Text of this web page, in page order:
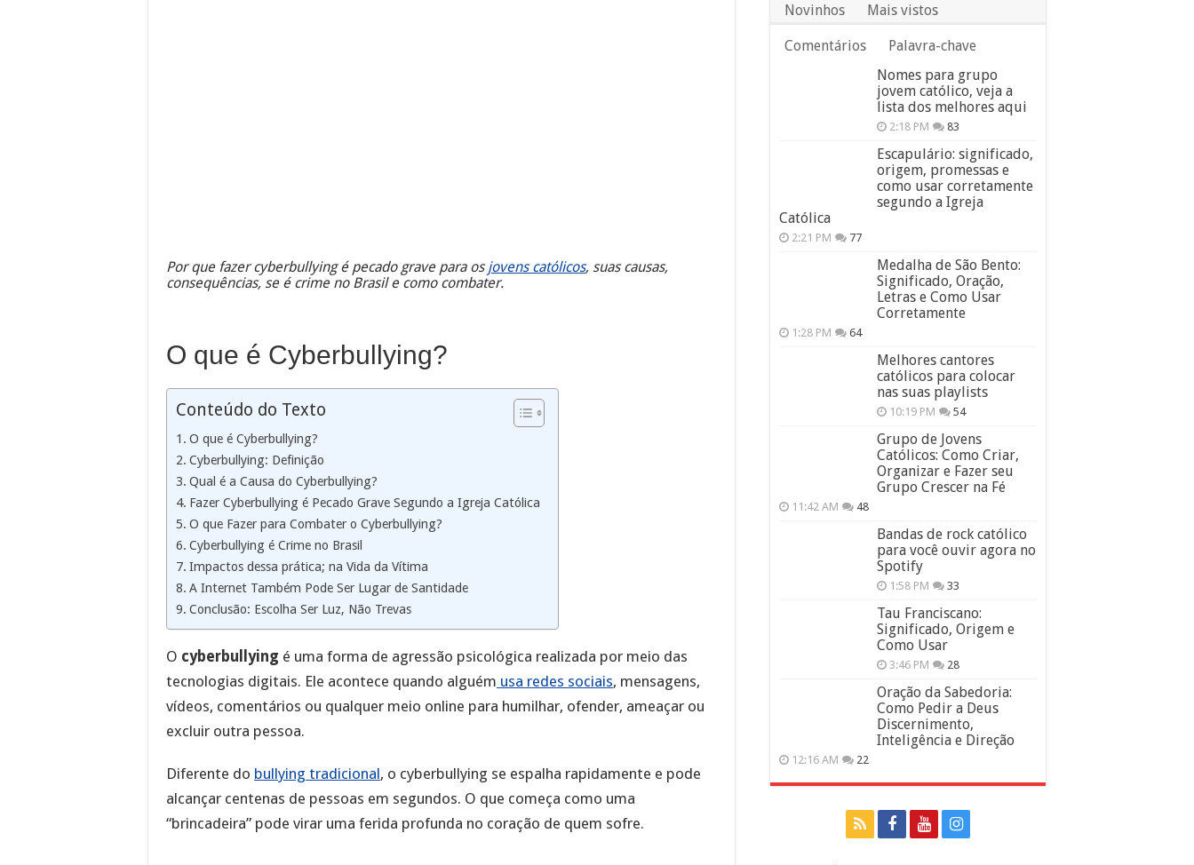
Por que fazer cyberbullying é pecado grave para os jovens católicos, suas causas,
consequências, se é crime no Brasil e como combater.
O que é Cyberbullying?
Conteúdo do Texto
O que é Cyberbullying?
Cyberbullying: Definição
Qual é a Causa do Cyberbullying?
Fazer Cyberbullying é Pecado Grave Segundo a Igreja Católica
O que Fazer para Combater o Cyberbullying?
Cyberbullying é Crime no Brasil
Impactos dessa prática; na Vida da Vítima
A Internet Também Pode Ser Lugar de Santidade
Conclusão: Escolha Ser Luz, Não Trevas
O cyberbullying é uma forma de agressão psicológica realizada por meio das
tecnologias digitais. Ele acontece quando alguém usa redes sociais, mensagens,
vídeos, comentários ou qualquer meio online para humilhar, ofender, ameaçar ou
excluir outra pessoa.
Diferente do bullying tradicional, o cyberbullying se espalha rapidamente e pode
alcançar centenas de pessoas em segundos. O que começa como uma
“brincadeira” pode virar uma ferida profunda no coração de quem sofre.
Novinhos Mais vistos
Comentários
Palavra-chave
Nomes para grupo
jovem católico, veja a
lista dos melhores aqui
2:18 PM 83
Escapulário: significado,
origem, promessas e
como usar corretamente
segundo a Igreja
Católica
2:21 PM 77
Medalha de São Bento:
Significado, Oração,
Letras e Como Usar
Corretamente
1:28 PM 64
Melhores cantores
católicos para colocar
nas suas playlists
10:19 PM 54
Grupo de Jovens
Católicos: Como Criar,
Organizar e Fazer seu
Grupo Crescer na Fé
11:42 AM 48
Bandas de rock católico
para você ouvir agora no
Spotify
1:58 PM 33
Tau Franciscano:
Significado, Origem e
Como Usar
3:46 PM 28
Oração da Sabedoria:
Como Pedir a Deus
Discernimento,
Inteligência e Direção
12:16 AM 22